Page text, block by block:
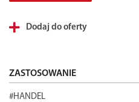
Dodaj do oferty
ZASTOSOWANIE
#HANDEL